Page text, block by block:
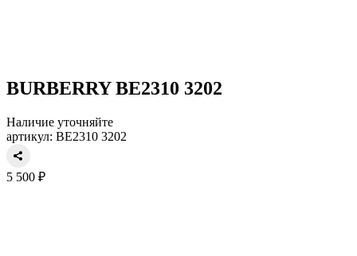
BURBERRY BE2310 3202
Наличие уточняйте
артикул: BE2310 3202
5 500 ₽